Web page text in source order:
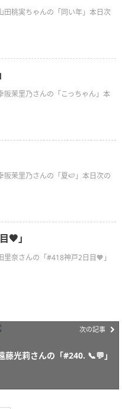
桃実ちゃんの「同い年」本日次
茉里乃さんの「こっちゃん」本
茉里乃さんの「夏🍉」本日次の
🧡」
奈さんの「#418神戸2日目🧡」
次の記事
藤光莉さんの「#240. 📞💬」